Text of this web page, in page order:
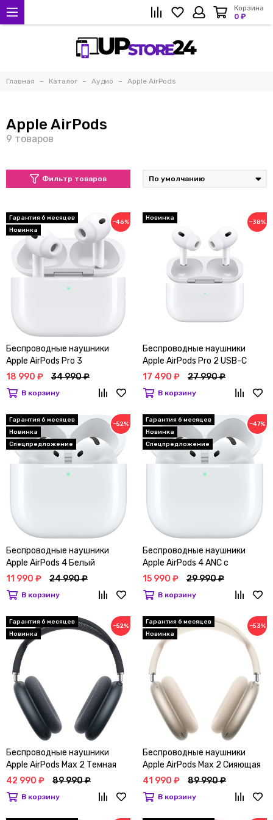
Корзина
0 ₽
Главная Каталог Аудио Apple AirPods
Apple AirPods
Фильтр товаров
Гарантия 6 месяцев
Новинка
−46%
Беспроводные наушники
Apple AirPods Pro 3
18 990 ₽
34 990 ₽
В корзину
Новинка
−38%
Беспроводные наушники
Apple AirPods Pro 2 USB-C
17 490 ₽
27 990 ₽
В корзину
Гарантия 6 месяцев
Новинка
Спецпредложение
−52%
Беспроводные наушники
Apple AirPods 4 Белый
11 990 ₽
24 990 ₽
В корзину
Гарантия 6 месяцев
Новинка
Спецпредложение
−47%
Беспроводные наушники
Apple AirPods 4 ANC с
активным шумоподавлением
15 990 ₽ 29 990 ₽
В корзину
Гарантия 6 месяцев
Новинка
−52%
Беспроводные наушники
Apple AirPods Max 2 Темная
ночь
42 990 ₽ 89 990 ₽
В корзину
Гарантия 6 месяцев
Новинка
−53%
Беспроводные наушники
Apple AirPods Max 2 Сияющая
звезда
41 990 ₽ 89 990 ₽
В корзину